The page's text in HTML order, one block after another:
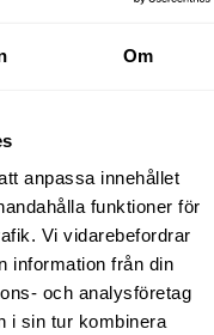
Om
anpassa innehållet
funktioner för
Vi vidarebefordrar
information från din
och analysföretag
i sin tur kombinera